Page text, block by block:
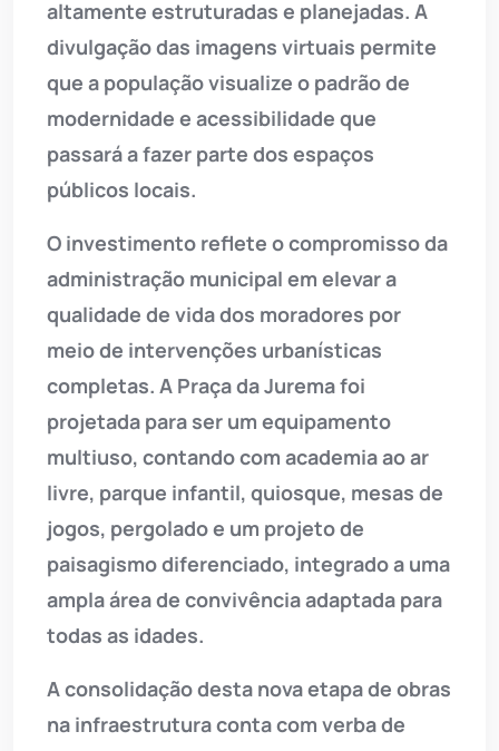
altamente estruturadas e planejadas. A
divulgação das imagens virtuais permite
que a população visualize o padrão de
modernidade e acessibilidade que
passará a fazer parte dos espaços
públicos locais.
O investimento reflete o compromisso da
administração municipal em elevar a
qualidade de vida dos moradores por
meio de intervenções urbanísticas
completas. A Praça da Jurema foi
projetada para ser um equipamento
multiuso, contando com academia ao ar
livre, parque infantil, quiosque, mesas de
jogos, pergolado e um projeto de
paisagismo diferenciado, integrado a uma
ampla área de convivência adaptada para
todas as idades.
A consolidação desta nova etapa de obras
na infraestrutura conta com verba de